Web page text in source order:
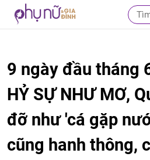
9 ngày đầu tháng
HỶ SỰ NHƯ MƠ,
đỡ như 'cá gặp
cũng hanh thông,